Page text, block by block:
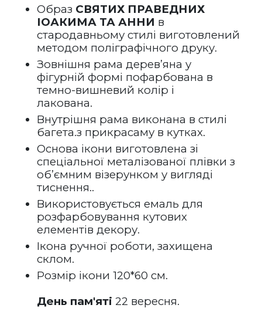
Образ СВЯТИХ ПРАВЕДНИХ
ІОАКИМА ТА АННИ в
стародавньому стилі виготовлений
методом поліграфічного друку.
Зовнішня рама дерев’яна у
фігурній формі пофарбована в
темно-вишневий колір і
лакована.
Внутрішня рама виконана в стилі
багета.з прикрасаму в кутках.
Основа ікони виготовлена зі
спеціальної металізованої плівки з
об’ємним візерунком у вигляді
тиснення..
Використовується емаль для
розфарбовування кутових
елементів декору.
Ікона ручної роботи, захищена
склом.
Розмір ікони 120*60 см.
День пам'яті 22 вересня.